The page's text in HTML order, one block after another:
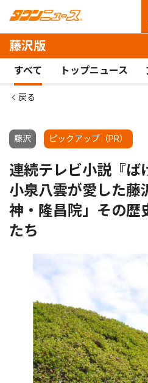
藤沢版
すべて トップニュース
戻る
藤沢 ピックアップ（PR）
連続テレビ小説『ば
小泉八雲が愛した藤
神・隆昌院」その歴
たち